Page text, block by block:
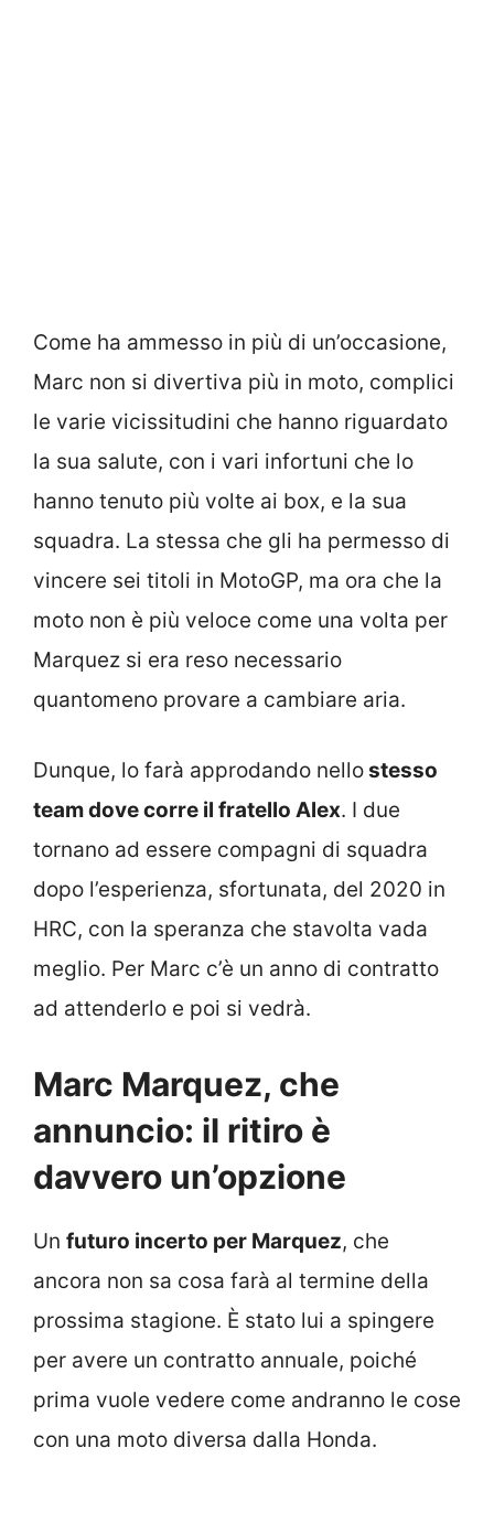
Come ha ammesso in più di un’occasione,
Marc non si divertiva più in moto, complici
le varie vicissitudini che hanno riguardato
la sua salute, con i vari infortuni che lo
hanno tenuto più volte ai box, e la sua
squadra. La stessa che gli ha permesso di
vincere sei titoli in MotoGP, ma ora che la
moto non è più veloce come una volta per
Marquez si era reso necessario
quantomeno provare a cambiare aria.
Dunque, lo farà approdando nellostesso
team dove corre il fratello Alex. I due
tornano ad essere compagni di squadra
dopo l’esperienza, sfortunata, del 2020 in
HRC, con la speranza che stavolta vada
meglio. Per Marc c’è un anno di contratto
ad attenderlo e poi si vedrà.
Marc Marquez, che
annuncio: il ritiro è
davvero un’opzione
Un futuro incerto per Marquez, che
ancora non sa cosa farà al termine della
prossima stagione. È stato lui a spingere
per avere un contratto annuale, poiché
prima vuole vedere come andranno le cose
con una moto diversa dalla Honda.